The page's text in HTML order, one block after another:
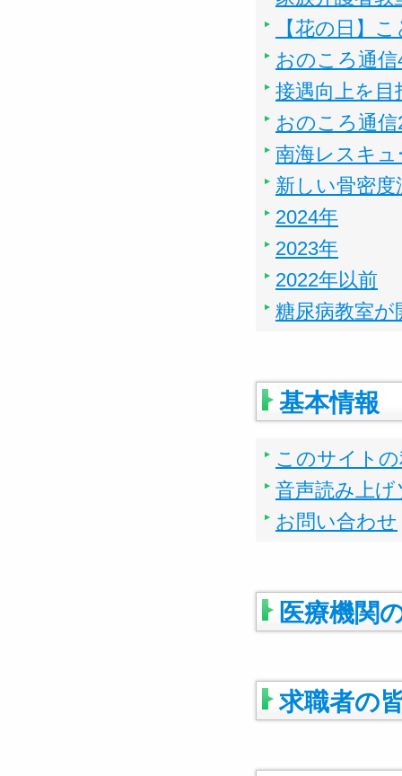
【花の日】
おのころ通
接遇向上を目
おのころ通
南海レスキ
新しい骨密
2024年
2023年
2022年以前
糖尿病教室
基本情報
このサイト
音声読み上
お問い合わせ
医療機関
求職者の